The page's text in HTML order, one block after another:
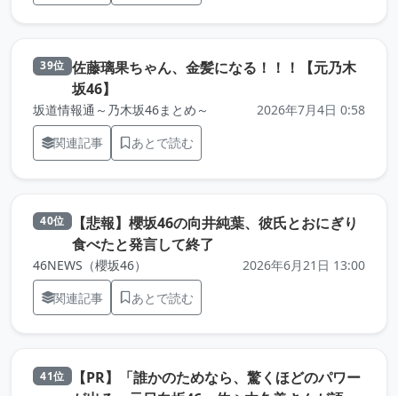
39位 佐藤璃果ちゃん、金髪になる！！！【元乃木
坂46】
坂道情報通～乃木坂46まとめ～
2026年7月4日 0:58
関連記事
あとで読む
40位
【悲報】櫻坂46の向井純葉、彼氏とおにぎり
食べたと発言して終了
46NEWS（櫻坂46）
2026年6月21日 13:00
関連記事
あとで読む
41位
【PR】「誰かのためなら、驚くほどのパワー